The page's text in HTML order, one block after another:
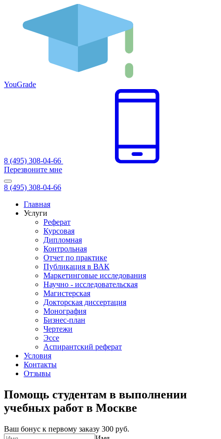
YouGrade
8 (495) 308-04-66
Перезвоните мне
8 (495) 308-04-66
Главная
Услуги
Реферат
Курсовая
Дипломная
Контрольная
Отчет по практике
Публикация в ВАК
Маркетинговые исследования
Научно - исследовательская
Магистерская
Докторская диссертация
Монография
Бизнес-план
Чертежи
Эссе
Аспирантский реферат
Условия
Контакты
Отзывы
Помощь студентам в выполнении
учебных работ в Москве
Ваш бонус к первому заказу 300 руб.